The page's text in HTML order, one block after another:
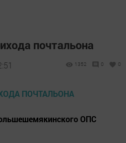
почтальона
1352 0 0
ОПС